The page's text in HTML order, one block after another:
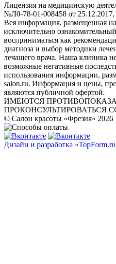
Лицензия на медицинскую
№Л0-78-01-008458 от 25.12.2017,
Вся информация, размещенная
исключительно
восприниматься как
диагноза и выбор методики
лечащего врача. Наша клиника
возможные негативные
использования информации,
salon.ru. Информация и цены,
являются публичной офертой.
ИМЕЮТСЯ
ПРОКОНСУЛЬТИРОВАТЬСЯ
© Салон красоты «Фрезия» 2026
Дизайн и разработка